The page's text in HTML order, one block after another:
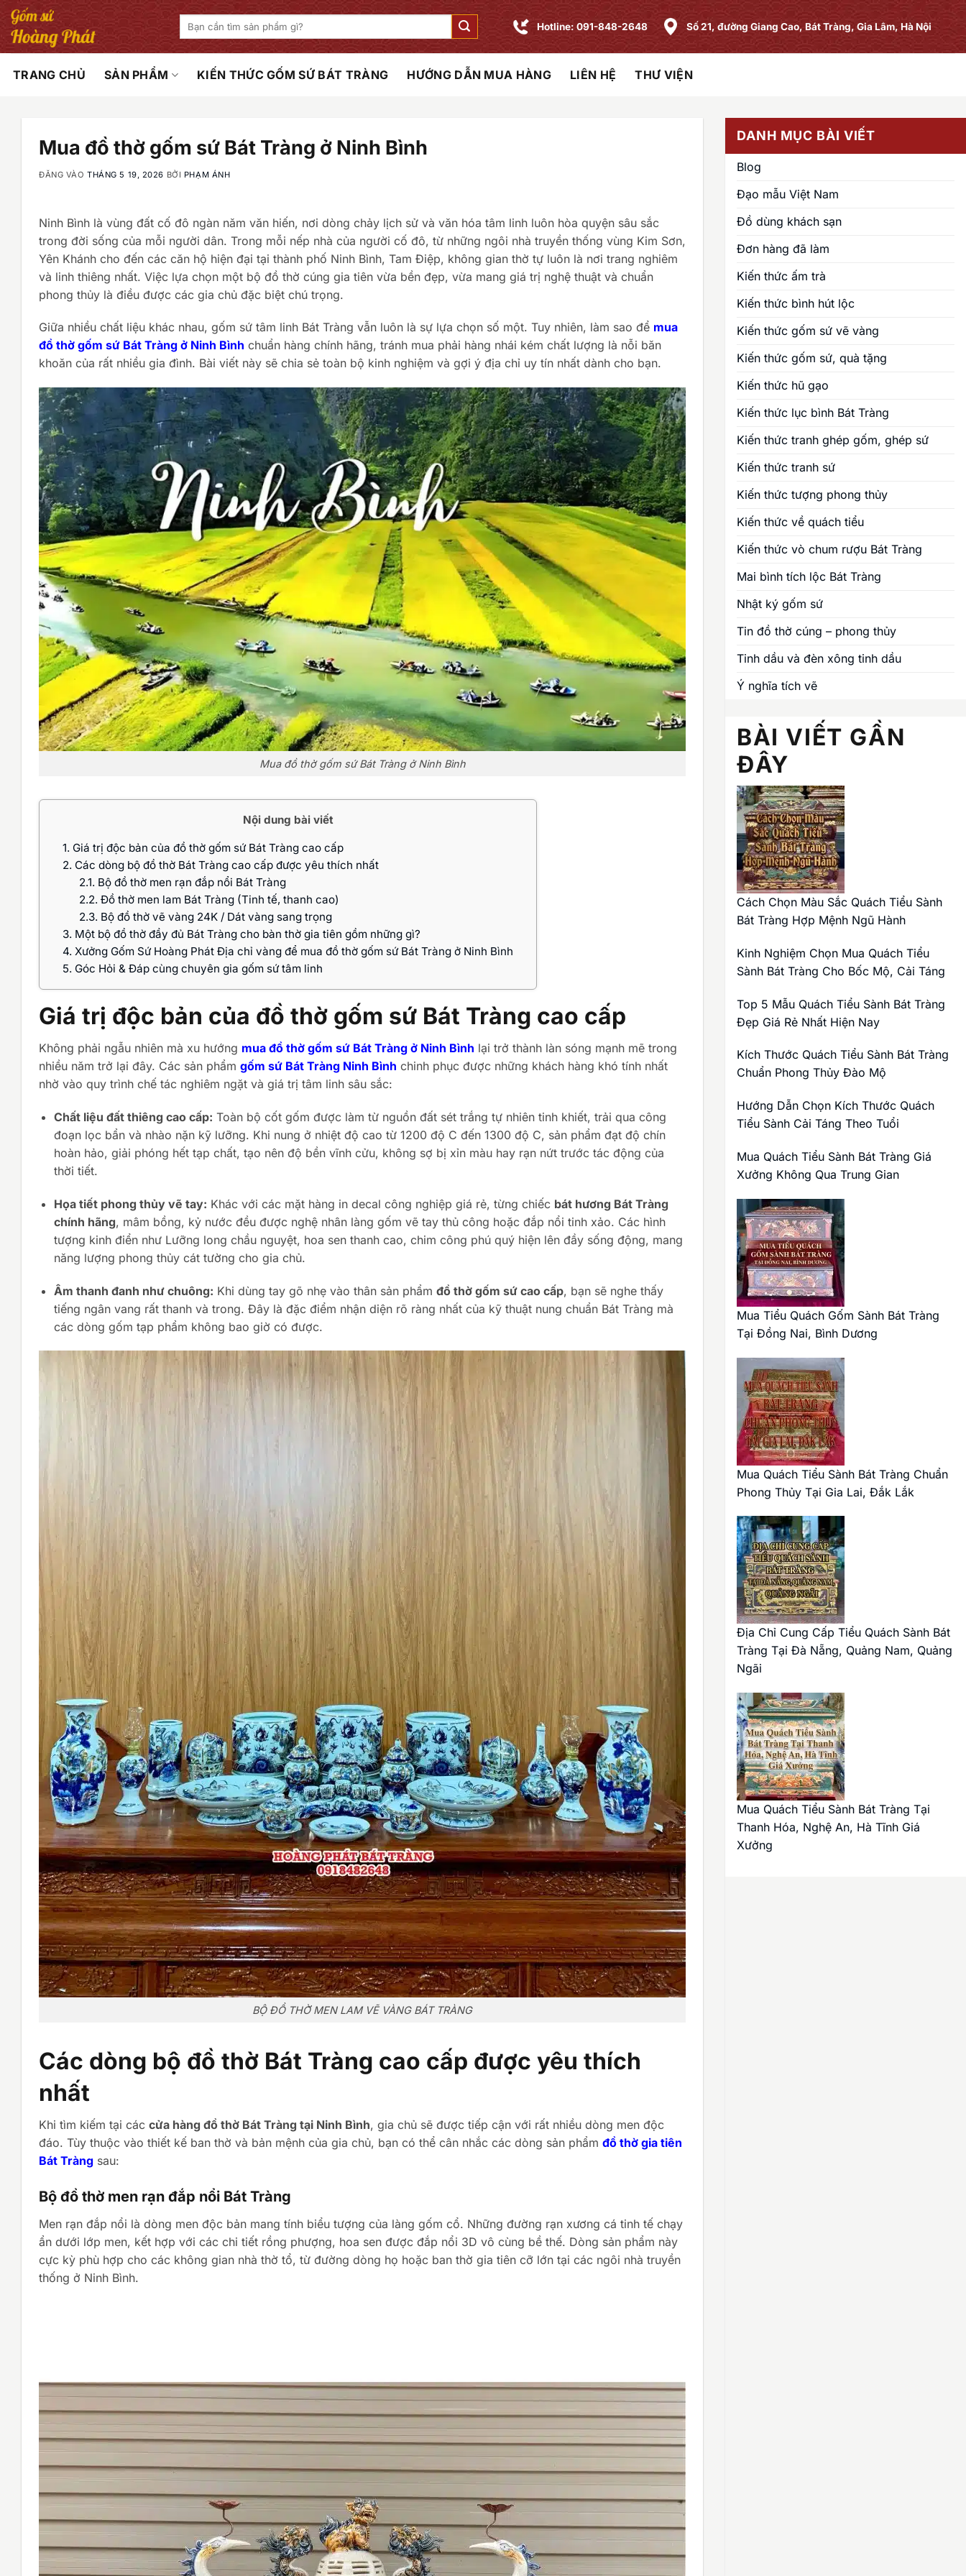
Bỏ
qua
nội
Tìm
kiếm:
Hotline: 091-848-2648 Số 21, đường Giang Cao, Bát Tràng, Gia Lâm, Hà Nội
TRANG CHỦ SẢN PHẨM KIẾN THỨC GỐM SỨ BÁT TRÀNG HƯỚNG DẪN MUA HÀNG LIÊN HỆ THƯ VIỆN
Mua đồ thờ gốm sứ Bát Tràng ở Ninh Bình
ĐĂNG VÀOTHÁNG 5 19, 2026 BỞI PHẠM ÁNH
Ninh Bình là vùng đất cố đô ngàn năm văn hiến, nơi dòng chảy lịch sử và văn hóa tâm linh luôn hòa quyện sâu sắc
trong đời sống của mỗi người dân. Trong mỗi nếp nhà của người cố đô, từ những ngôi nhà truyền thống vùng Kim Sơn,
Yên Khánh cho đến các căn hộ hiện đại tại thành phố Ninh Bình, Tam Điệp, không gian thờ tự luôn là nơi trang nghiêm
và linh thiêng nhất. Việc lựa chọn một bộ đồ thờ cúng gia tiên vừa bền đẹp, vừa mang giá trị nghệ thuật và chuẩn
phong thủy là điều được các gia chủ đặc biệt chú trọng.
Giữa nhiều chất liệu khác nhau, gốm sứ tâm linh Bát Tràng vẫn luôn là sự lựa chọn số một. Tuy nhiên, làm sao để mua
đồ thờ gốm sứ Bát Tràng ở Ninh Bình chuẩn hàng chính hãng, tránh mua phải hàng nhái kém chất lượng là nỗi băn
khoăn của rất nhiều gia đình. Bài viết này sẽ chia sẻ toàn bộ kinh nghiệm và gợi ý địa chỉ uy tín nhất dành cho bạn.
Mua đồ thờ gốm sứ Bát Tràng ở Ninh Bình
Nội dung bài viết
1. Giá trị độc bản của đồ thờ gốm sứ Bát Tràng cao cấp
2. Các dòng bộ đồ thờ Bát Tràng cao cấp được yêu thích nhất
2.1. Bộ đồ thờ men rạn đắp nổi Bát Tràng
2.2. Đồ thờ men lam Bát Tràng (Tinh tế, thanh cao)
2.3. Bộ đồ thờ vẽ vàng 24K / Dát vàng sang trọng
3. Một bộ đồ thờ đầy đủ Bát Tràng cho bàn thờ gia tiên gồm những gì?
4. Xưởng Gốm Sứ Hoàng Phát Địa chỉ vàng để mua đồ thờ gốm sứ Bát Tràng ở Ninh Bình
5. Góc Hỏi & Đáp cùng chuyên gia gốm sứ tâm linh
Giá trị độc bản của đồ thờ gốm sứ Bát Tràng cao cấp
Không phải ngẫu nhiên mà xu hướng mua đồ thờ gốm sứ Bát Tràng ở Ninh Bình lại trở thành làn sóng mạnh mẽ trong
nhiều năm trở lại đây. Các sản phẩm gốm sứ Bát Tràng Ninh Bình chinh phục được những khách hàng khó tính nhất
nhờ vào quy trình chế tác nghiêm ngặt và giá trị tâm linh sâu sắc:
Chất liệu đất thiêng cao cấp: Toàn bộ cốt gốm được làm từ nguồn đất sét trắng tự nhiên tinh khiết, trải qua công
đoạn lọc bẩn và nhào nặn kỹ lưỡng. Khi nung ở nhiệt độ cao từ 1200 độ C đến 1300 độ C, sản phẩm đạt độ chín
hoàn hảo, giải phóng hết tạp chất, tạo nên độ bền vĩnh cửu, không sợ bị xỉn màu hay rạn nứt trước tác động của
thời tiết.
Họa tiết phong thủy vẽ tay: Khác với các mặt hàng in decal công nghiệp giá rẻ, từng chiếc bát hương Bát Tràng
chính hãng, mâm bồng, kỷ nước đều được nghệ nhân làng gốm vẽ tay thủ công hoặc đắp nổi tinh xảo. Các hình
tượng kinh điển như Lưỡng long chầu nguyệt, hoa sen thanh cao, chim công phú quý hiện lên đầy sống động, mang
năng lượng phong thủy cát tường cho gia chủ.
Âm thanh đanh như chuông: Khi dùng tay gõ nhẹ vào thân sản phẩm đồ thờ gốm sứ cao cấp, bạn sẽ nghe thấy
tiếng ngân vang rất thanh và trong. Đây là đặc điểm nhận diện rõ ràng nhất của kỹ thuật nung chuẩn Bát Tràng mà
các dòng gốm tạp phẩm không bao giờ có được.
BỘ ĐỒ THỜ MEN LAM VẼ VÀNG BÁT TRÀNG
Các dòng bộ đồ thờ Bát Tràng cao cấp được yêu thích
nhất
Khi tìm kiếm tại các cửa hàng đồ thờ Bát Tràng tại Ninh Bình, gia chủ sẽ được tiếp cận với rất nhiều dòng men độc
đáo. Tùy thuộc vào thiết kế ban thờ và bản mệnh của gia chủ, bạn có thể cân nhắc các dòng sản phẩm đồ thờ gia tiên
Bát Tràng sau:
Bộ đồ thờ men rạn đắp nổi Bát Tràng
Men rạn đắp nổi là dòng men độc bản mang tính biểu tượng của làng gốm cổ. Những đường rạn xương cá tinh tế chạy
ẩn dưới lớp men, kết hợp với các chi tiết rồng phượng, hoa sen được đắp nổi 3D vô cùng bề thế. Dòng sản phẩm này
cực kỳ phù hợp cho các không gian nhà thờ tổ, từ đường dòng họ hoặc ban thờ gia tiên cỡ lớn tại các ngôi nhà truyền
thống ở Ninh Bình.
DANH MỤC BÀI VIẾT
Blog
Đạo mẫu Việt Nam
Đồ dùng khách sạn
Đơn hàng đã làm
Kiến thức ấm trà
Kiến thức bình hút lộc
Kiến thức gốm sứ vẽ vàng
Kiến thức gốm sứ, quà tặng
Kiến thức hũ gạo
Kiến thức lục bình Bát Tràng
Kiến thức tranh ghép gốm, ghép sứ
Kiến thức tranh sứ
Kiến thức tượng phong thủy
Kiến thức về quách tiểu
Kiến thức vò chum rượu Bát Tràng
Mai bình tích lộc Bát Tràng
Nhật ký gốm sứ
Tin đồ thờ cúng – phong thủy
Tinh dầu và đèn xông tinh dầu
Ý nghĩa tích vẽ
BÀI VIẾT GẦN
ĐÂY
Cách Chọn Màu Sắc Quách Tiểu Sành
Bát Tràng Hợp Mệnh Ngũ Hành
Kinh Nghiệm Chọn Mua Quách Tiểu
Sành Bát Tràng Cho Bốc Mộ, Cải Táng
Top 5 Mẫu Quách Tiểu Sành Bát Tràng
Đẹp Giá Rẻ Nhất Hiện Nay
Kích Thước Quách Tiểu Sành Bát Tràng
Chuẩn Phong Thủy Đào Mộ
Hướng Dẫn Chọn Kích Thước Quách
Tiểu Sành Cải Táng Theo Tuổi
Mua Quách Tiểu Sành Bát Tràng Giá
Xưởng Không Qua Trung Gian
Mua Tiểu Quách Gốm Sành Bát Tràng
Tại Đồng Nai, Bình Dương
Mua Quách Tiểu Sành Bát Tràng Chuẩn
Phong Thủy Tại Gia Lai, Đắk Lắk
Địa Chỉ Cung Cấp Tiểu Quách Sành Bát
Tràng Tại Đà Nẵng, Quảng Nam, Quảng
Ngãi
Mua Quách Tiểu Sành Bát Tràng Tại
Thanh Hóa, Nghệ An, Hà Tĩnh Giá
Xưởng